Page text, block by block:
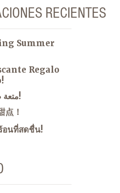
RECIENTES
Summer
Regalo
متعة صيفية منعشة!
点！
อนที่สดชื่น!